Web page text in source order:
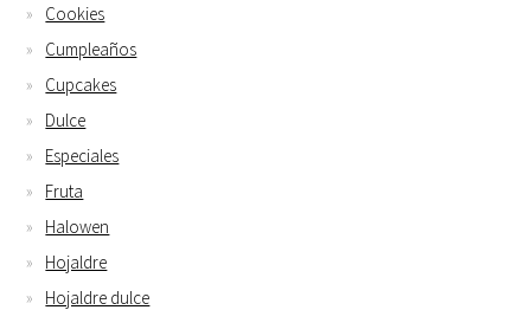
Cookies
Cumpleaños
Cupcakes
Dulce
Especiales
Fruta
Halowen
Hojaldre
Hojaldre dulce